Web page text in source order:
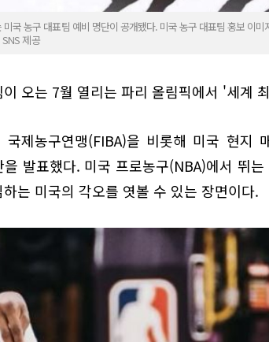
국 농구 대표팀 예비 명단이 공개됐다. 미국 농구 대표팀 홍보 이
제공
오는 7월 열리는 파리 올림픽에서 '세계
국제농구연맹(FIBA)을 비롯해 미국 현지
발표했다. 미국 프로농구(NBA)에서 뛰
는 미국의 각오를 엿볼 수 있는 장면이다.